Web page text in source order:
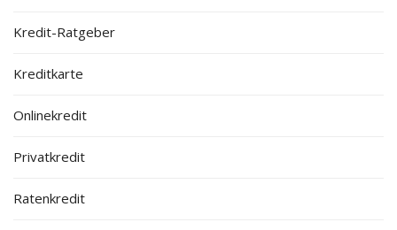
Kredit-Ratgeber
Kreditkarte
Onlinekredit
Privatkredit
Ratenkredit